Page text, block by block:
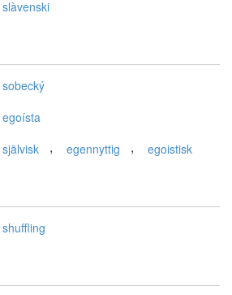
slàvenski
sobecký
egoísta
självisk , egennyttig , egoistisk
shuffling